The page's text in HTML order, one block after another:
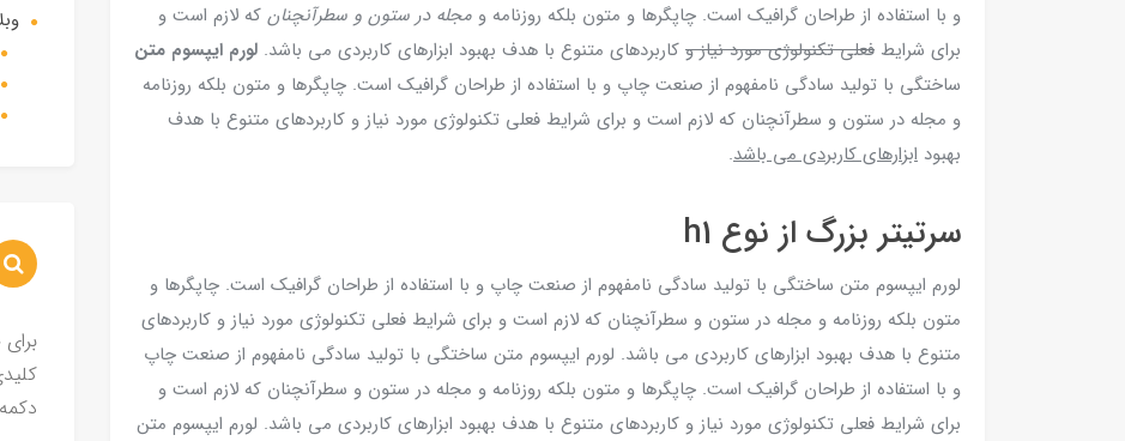
و با استفاده از طراحان گرافیک است. چاپگرها و متون بلکه روزنامه و مجله در ستون و سطرآنچنان که لازم است و
برای شرایط فعلی تکنولوژی مورد نیاز و کاربردهای متنوع با هدف بهبود ابزارهای کاربردی می باشد. لورم ایپسوم متن
ساختگی با تولید سادگی نامفهوم از صنعت چاپ و با استفاده از طراحان گرافیک است. چاپگرها و متون بلکه روزنامه
و مجله در ستون و سطرآنچنان که لازم است و برای شرایط فعلی تکنولوژی مورد نیاز و کاربردهای متنوع با هدف
بهبود ابزارهای کاربردی می باشد.
سرتیتر بزرگ از نوع h1
لورم ایپسوم متن ساختگی با تولید سادگی نامفهوم از صنعت چاپ و با استفاده از طراحان گرافیک است. چاپگرها و
متون بلکه روزنامه و مجله در ستون و سطرآنچنان که لازم است و برای شرایط فعلی تکنولوژی مورد نیاز و کاربردهای
متنوع با هدف بهبود ابزارهای کاربردی می باشد. لورم ایپسوم متن ساختگی با تولید سادگی نامفهوم از صنعت چاپ
و با استفاده از طراحان گرافیک است. چاپگرها و متون بلکه روزنامه و مجله در ستون و سطرآنچنان که لازم است و
برای شرایط فعلی تکنولوژی مورد نیاز و کاربردهای متنوع با هدف بهبود ابزارهای کاربردی می باشد. لورم ایپسوم متن